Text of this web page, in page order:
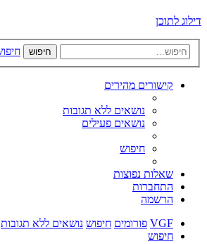
דילוג לתוכן
חיפוש
קישורים מהירים
נושאים ללא תגובות
נושאים פעילים
חיפוש
שאלות נפוצות
התחברות
הרשמה
VGF פורומים חיפוש נושאים ללא תגובות
חיפוש